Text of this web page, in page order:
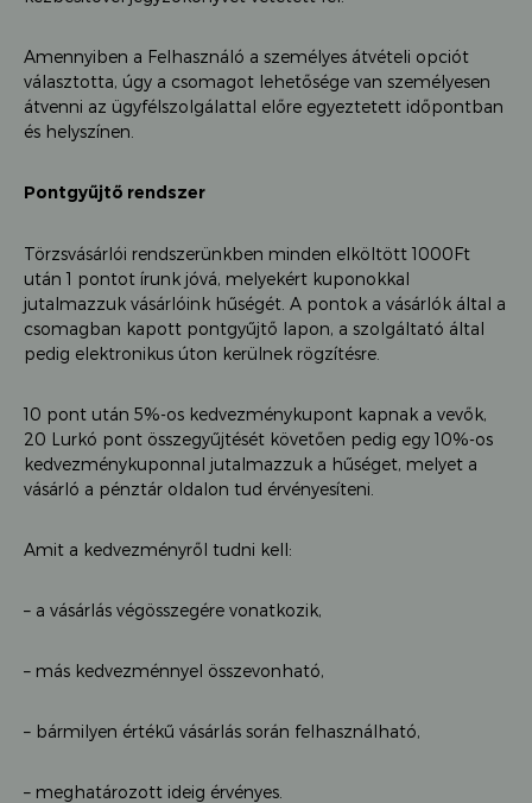
Amennyiben a Felhasználó a személyes átvételi opciót
választotta, úgy a csomagot lehetősége van személyesen
átvenni az ügyfélszolgálattal előre egyeztetett időpontban
és helyszínen.
Pontgyűjtő rendszer
Törzsvásárlói rendszerünkben minden elköltött 1000Ft
után 1 pontot írunk jóvá, melyekért kuponokkal
jutalmazzuk vásárlóink hűségét. A pontok a vásárlók által a
csomagban kapott pontgyűjtő lapon, a szolgáltató által
pedig elektronikus úton kerülnek rögzítésre.
10 pont után 5%-os kedvezménykupont kapnak a vevők,
20 Lurkó pont összegyűjtését követően pedig egy 10%-os
kedvezménykuponnal jutalmazzuk a hűséget, melyet a
vásárló a pénztár oldalon tud érvényesíteni.
Amit a kedvezményről tudni kell:
– a vásárlás végösszegére vonatkozik,
– más kedvezménnyel összevonható,
– bármilyen értékű vásárlás során felhasználható,
– meghatározott ideig érvényes.